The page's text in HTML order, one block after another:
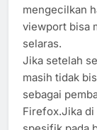
mengecilkan
viewport bisa
selaras.
Jika setelah
masih tidak
sebagai
Firefox.Jika di